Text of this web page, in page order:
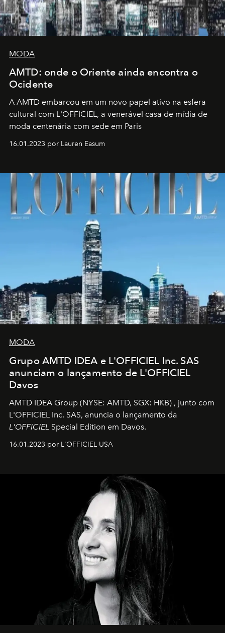
MODA
AMTD: onde o Oriente ainda encontra o
Ocidente
A AMTD embarcou em um novo papel ativo na esfera
cultural com L'OFFICIEL, a venerável casa de mídia de
moda centenária com sede em Paris
16.01.2023 por Lauren Easum
MODA
Grupo AMTD IDEA e L'OFFICIEL Inc. SAS
anunciam o lançamento de L'OFFICIEL
Davos
AMTD IDEA Group (NYSE: AMTD, SGX: HKB) , junto com
L'OFFICIEL Inc. SAS, anuncia o lançamento da
L'OFFICIEL Special Edition em Davos.
16.01.2023 por L'OFFICIEL USA